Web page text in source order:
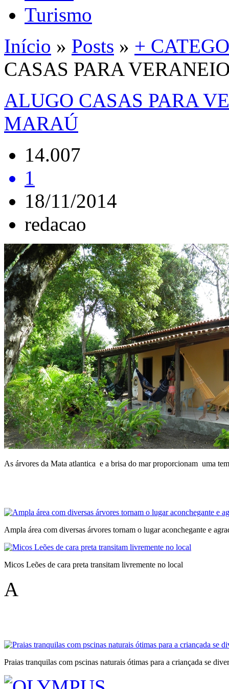
Turismo
Início » Posts » +
CASAS PARA
ALUGO CASAS PARA
MARAÚ
14.007
1
18/11/2014
redacao
As árvores da Mata atlantica e a brisa do mar proporcionam uma
Ampla área com diversas árvores tornam o lugar aconchegante e
Micos Leões de cara preta transitam livremente no local
A
Praias tranquilas com pscinas naturais ótimas para a criançada se